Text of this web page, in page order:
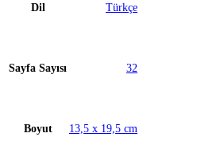
Dil Türkçe
Sayfa Sayısı 32
Boyut 13,5 x 19,5 cm